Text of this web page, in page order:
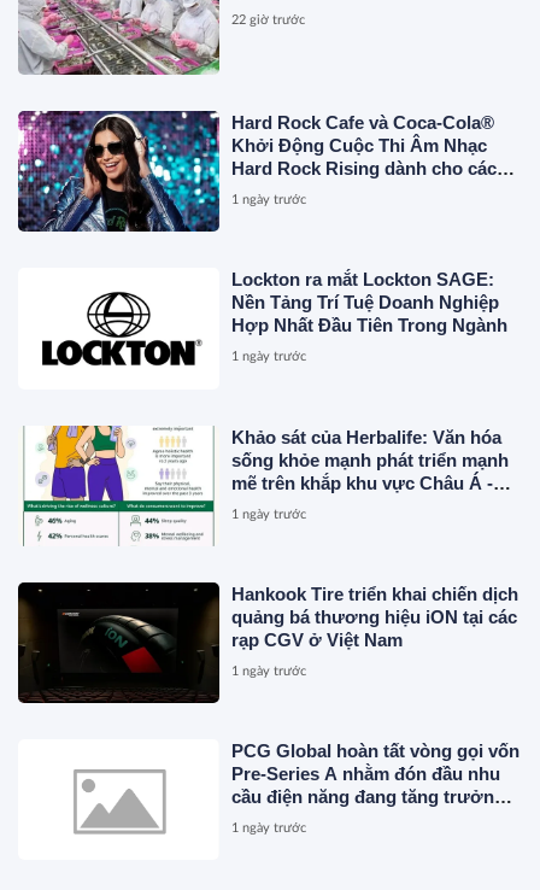
22 giờ trước
Hard Rock Cafe và Coca-Cola®
Khởi Động Cuộc Thi Âm Nhạc
Hard Rock Rising dành cho các
Nghệ Sĩ Trẻ Triển Vọng
1 ngày trước
Lockton ra mắt Lockton SAGE:
Nền Tảng Trí Tuệ Doanh Nghiệp
Hợp Nhất Đầu Tiên Trong Ngành
1 ngày trước
Khảo sát của Herbalife: Văn hóa
sống khỏe mạnh phát triển mạnh
mẽ trên khắp khu vực Châu Á -
Thái Bình Dương khi 4 trong 5
1 ngày trước
Hankook Tire triển khai chiến dịch
quảng bá thương hiệu iON tại các
rạp CGV ở Việt Nam
1 ngày trước
PCG Global hoàn tất vòng gọi vốn
Pre-Series A nhằm đón đầu nhu
cầu điện năng đang tăng trưởng
nhanh chóng tại Đông Nam Á
1 ngày trước